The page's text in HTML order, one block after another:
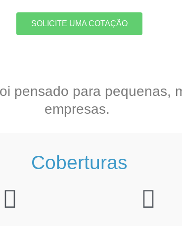
SOLICITE UMA COTAÇÃO
pensado para pequenas,
empresas.
Coberturas